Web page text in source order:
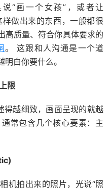
“画一个女孩”，或者让
做出来的东西，一般都很
高质量、符合你具体要求的
。 这跟和人沟通是一个道
白你要什么。
限
得越细致，画面呈现的就越
常包含几个核心要素：主
机拍出来的照片，光说“照